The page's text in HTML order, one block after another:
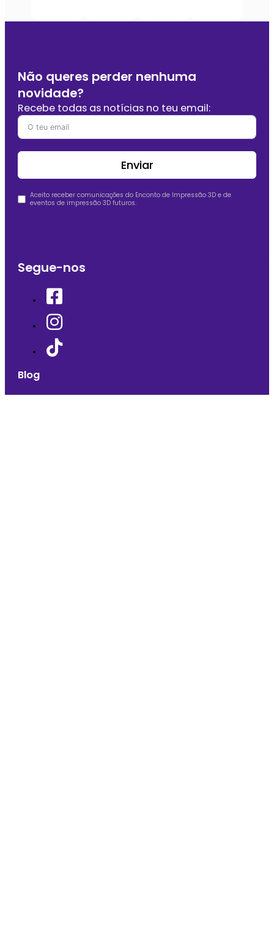
Não queres perder nenhuma
novidade?
Recebe todas as notícias no teu email:
Enviar
Aceito receber comunicações do Enconto de Impressão 3D e de
eventos de impressão 3D futuros.
Segue-nos
Blog